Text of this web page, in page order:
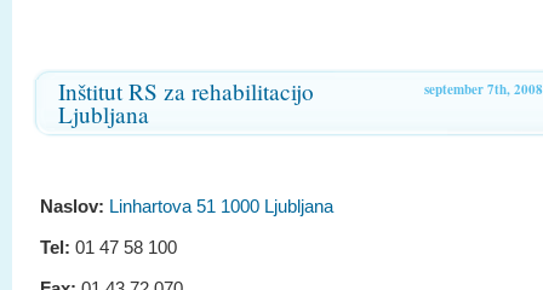
september 7th, 2008
Inštitut RS za rehabilitacijo
Ljubljana
Naslov: Linhartova 51 1000 Ljubljana
Tel: 01 47 58 100